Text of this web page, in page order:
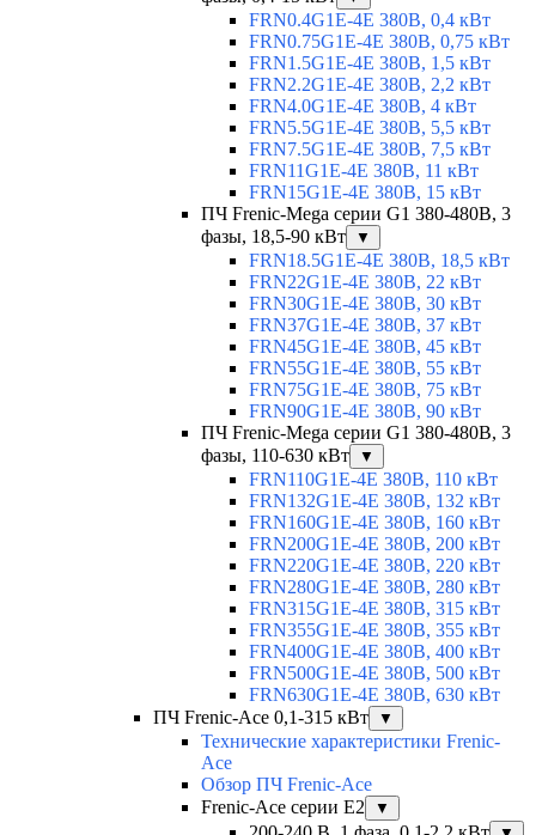
FRN0.4G1E-4E 380В, 0,4 кВт
FRN0.75G1E-4E 380В, 0,75 кВт
FRN1.5G1E-4E 380В, 1,5 кВт
FRN2.2G1E-4E 380В, 2,2 кВт
FRN4.0G1E-4E 380В, 4 кВт
FRN5.5G1E-4E 380В, 5,5 кВт
FRN7.5G1E-4E 380В, 7,5 кВт
FRN11G1E-4E 380В, 11 кВт
FRN15G1E-4E 380В, 15 кВт
ПЧ Frenic-Mega серии G1 380-480В, 3
фазы, 18,5-90 кВт
▼
FRN18.5G1E-4E 380В, 18,5 кВт
FRN22G1E-4E 380В, 22 кВт
FRN30G1E-4E 380В, 30 кВт
FRN37G1E-4E 380В, 37 кВт
FRN45G1E-4E 380В, 45 кВт
FRN55G1E-4E 380В, 55 кВт
FRN75G1E-4E 380В, 75 кВт
FRN90G1E-4E 380В, 90 кВт
ПЧ Frenic-Mega серии G1 380-480В, 3
фазы, 110-630 кВт
▼
FRN110G1E-4E 380В, 110 кВт
FRN132G1E-4E 380В, 132 кВт
FRN160G1E-4E 380В, 160 кВт
FRN200G1E-4E 380В, 200 кВт
FRN220G1E-4E 380В, 220 кВт
FRN280G1E-4E 380В, 280 кВт
FRN315G1E-4E 380В, 315 кВт
FRN355G1E-4E 380В, 355 кВт
FRN400G1E-4E 380В, 400 кВт
FRN500G1E-4E 380В, 500 кВт
FRN630G1E-4E 380В, 630 кВт
ПЧ Frenic-Ace 0,1-315 кВт
▼
Технические характеристики Frenic-
Ace
Обзор ПЧ Frenic-Ace
Frenic-Ace серии E2
▼